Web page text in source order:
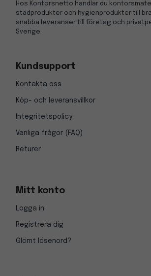
Hos Kontorsnetto handlar du
städprodukter och hygienprodukter till
snabba leveranser till företag och
Sverige.
Kundsupport
Kontakta oss
Köp- och leveransvillkor
Integritetspolicy
Vanliga frågor (FAQ)
Returer
Mitt konto
Logga in
Registrera dig
Glömt lösenord?